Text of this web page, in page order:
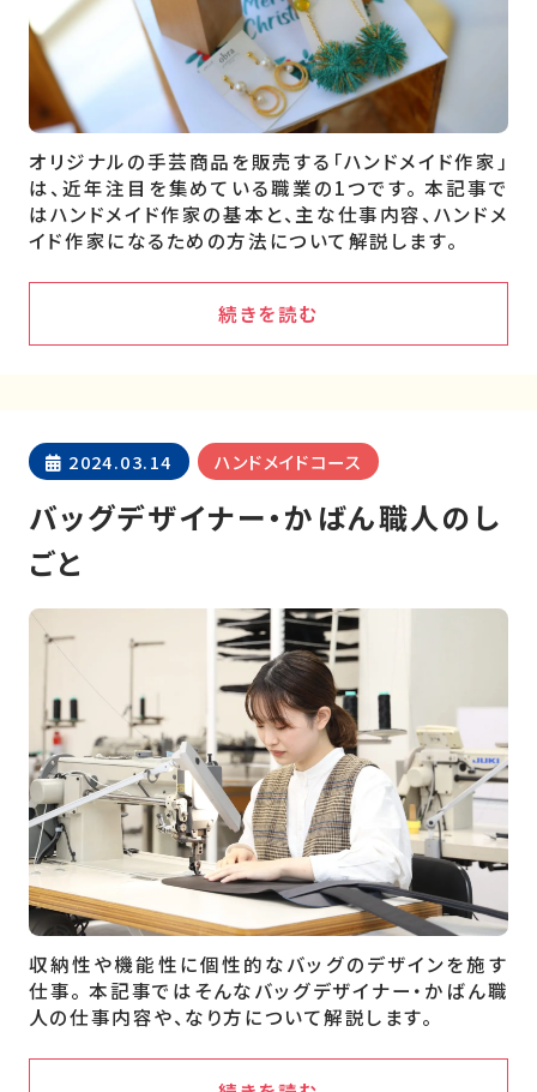
オリジナルの手芸商品を販売する「ハンドメイド作家」
は、近年注目を集めている職業の1つです。 本記事で
はハンドメイド作家の基本と、主な仕事内容、ハンドメ
イド作家になるための方法について解説します。
続きを読む
2024.03.14 ハンドメイドコース
バッグデザイナー・かばん職人のし
ごと
収納性や機能性に個性的なバッグのデザインを施す
仕事。 本記事ではそんなバッグデザイナー・かばん職
人の仕事内容や、なり方について解説します。